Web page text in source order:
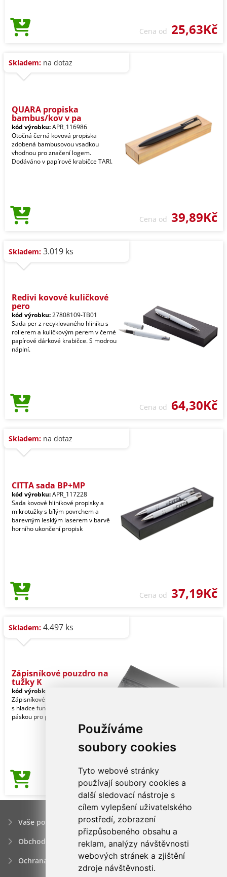
Používáme
soubory cookies
Tyto webové stránky
používají soubory cookies a
další sledovací nástroje s
cílem vylepšení uživatelského
prostředí, zobrazení
přizpůsobeného obsahu a
reklam, analýzy návštěvnosti
webových stránek a zjištění
zdroje návštěvnosti.
Cena od 25,63Kč
Skladem: na dotaz
QUARA propiska
bambus/kov v pa
kód výrobku:APR_116986
Otočná černá kovová propiska
zdobená bambusovou vsadkou
vhodnou pro značení logem.
Dodáváno v papírové krabičce TARI.
Cena od 39,89Kč
Skladem: 3.019 ks
Redivi kovové kuličkové
pero
kód výrobku:27808109-TB01
Sada per z recyklovaného hliníku s
rollerem a kuličkovým perem v černé
papírové dárkové krabičce. S modrou
náplní.
Cena od 64,30Kč
Skladem: na dotaz
CITTA sada BP+MP
kód výrobku:APR_117228
Sada kovové hliníkové propisky a
mikrotužky s bílým povrchem a
barevným lesklým laserem v barvě
horního ukončení propisk
Cena od 37,19Kč
Skladem: 4.497 ks
Zápisníkové pouzdro na
tužky K
kód výrobku:
Zápisníkové pouzdro na tužky KEEPER:
s hladce fungujícím zipem a elastickou
páskou pro připnutí k zápisníku A5
Cena od24,34Kč
Vaše poptávka
Obchodní podmínky
Ochrana osobních údajú